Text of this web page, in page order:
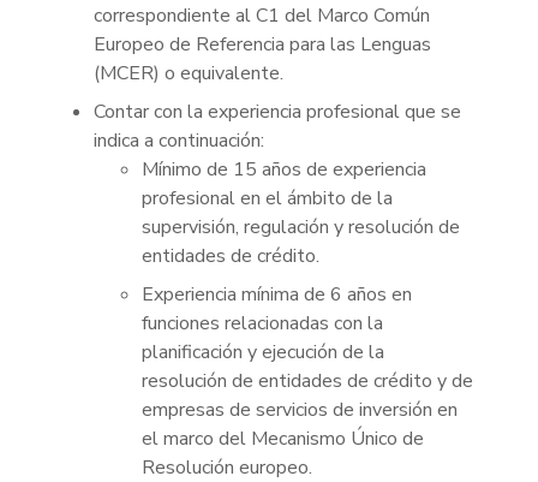
correspondiente al C1 del Marco Común
Europeo de Referencia para las Lenguas
(MCER) o equivalente.
Contar con la experiencia profesional que se
indica a continuación:
Mínimo de 15 años de experiencia
profesional en el ámbito de la
supervisión, regulación y resolución de
entidades de crédito.
Experiencia mínima de 6 años en
funciones relacionadas con la
planificación y ejecución de la
resolución de entidades de crédito y de
empresas de servicios de inversión en
el marco del Mecanismo Único de
Resolución europeo.